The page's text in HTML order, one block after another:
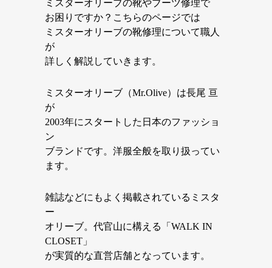
ミスターオリーブの靴やブーツ修理で
お困りですか？こちらのページでは
ミスターオリーブの靴修理について職人
が
詳しく解説していきます。
ミスターオリーブ（Mr.Olive）は長尾 亘
が
2003年にスタートした日本のファッショ
ン
ブランドです。洋服全般を取り扱ってい
ます。
雑誌などにもよく掲載されているミスタ
ー
オリーブ。代官山に構える「WALK IN
CLOSET」
が実質的な直営店舗となっています。